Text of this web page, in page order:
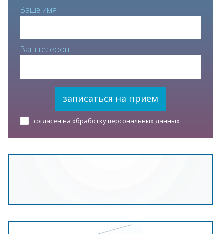
Ваше имя
Ваш телефон
записаться на прием
согласен на обработку персональных данных